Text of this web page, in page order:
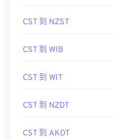
CST 到 NZST
CST 到 WIB
CST 到 WIT
CST 到 NZDT
CST 到 AKDT